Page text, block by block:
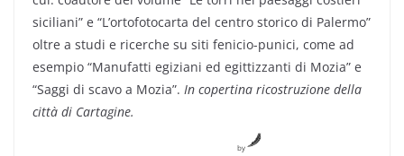
siciliani” e “L’ortofotocarta del centro storico di Palermo”
oltre a studi e ricerche su siti fenicio-punici, come ad
esempio “Manufatti egiziani ed egittizzanti di Mozia” e
“Saggi di scavo a Mozia”. In copertina ricostruzione della
città di Cartagine.
by